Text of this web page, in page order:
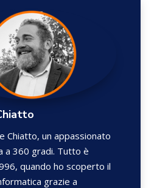
Chiatto, un appassionato
a 360 gradi. Tutto è
quando ho scoperto il
grazie a